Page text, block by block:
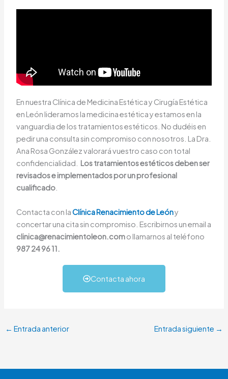
En nuestra Clínica de Medicina Estética y Cirugía Estética
en León lideramos la medicina estética y estamos en la
vanguardia de los tratamientos estéticos. No dudéis en
pedir una consulta sin compromiso con nosotros. La Dra.
Ana Rosa González valorará vuestro caso con total
confidencialidad. Los tratamientos estéticos deben ser
revisados e implementados por un profesional
cualificado
Contacta con laClínica Renacimiento de Leóny
concertar una cita sin compromiso. Escribirnos un email a
clinica@renacimientoleon.como llamarnos al teléfono
987 24 96 11.
Contacta ahora
← Entrada anterior Entrada siguiente →